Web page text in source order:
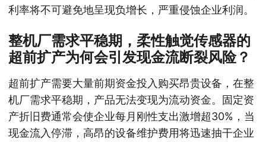
利率将不可避免地呈现负增长，严重侵蚀企业利润。
整机厂需求平稳期，柔性触觉传感器的
超前扩产为何会引发现金流断裂风险？
超前扩产需要大量前期资金投入购买昂贵设备，在整
机厂需求平稳期，产品无法变现为流动资金。固定资
产折旧费通常会使企业每月刚性支出激增超30%，当
现金流入停滞，高昂的设备维护费用将迅速抽干企业